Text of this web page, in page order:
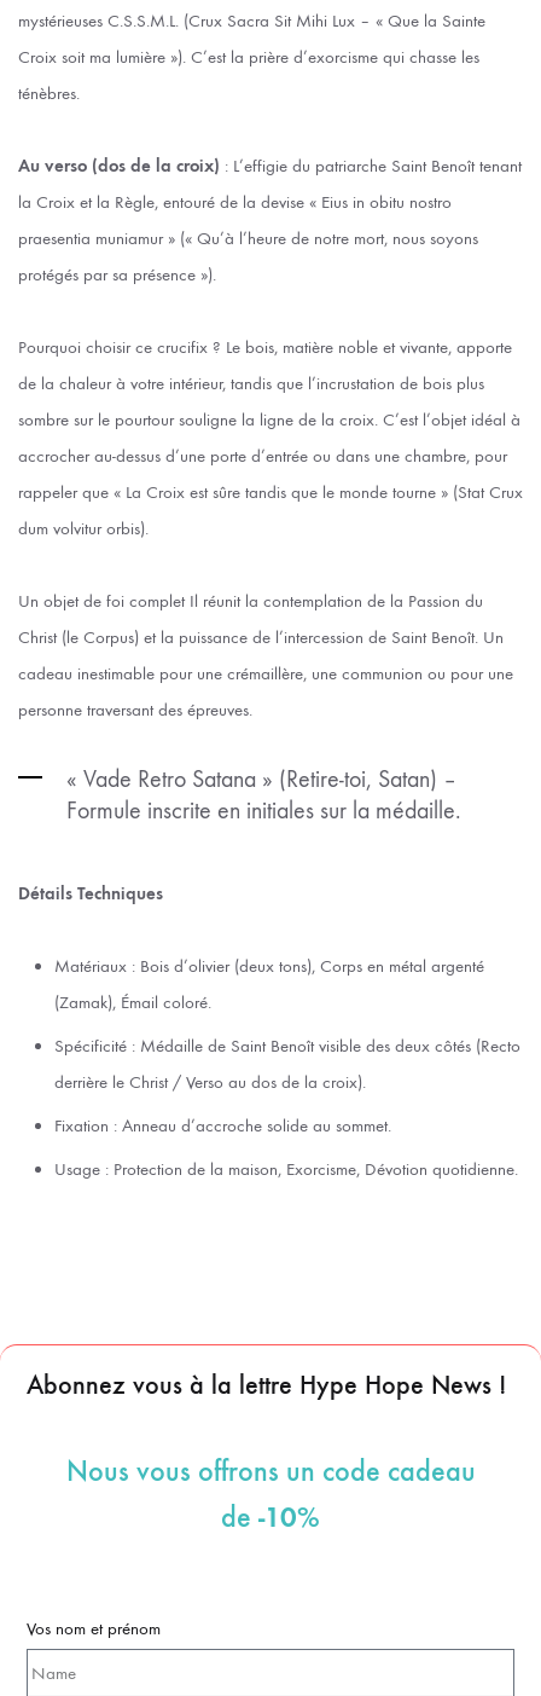
mystérieuses C.S.S.M.L. (Crux Sacra Sit Mihi Lux – « Que la Sainte
Croix soit ma lumière »). C’est la prière d’exorcisme qui chasse les
ténèbres.
Au verso (dos de la croix) : L’effigie du patriarche Saint Benoît tenant
la Croix et la Règle, entouré de la devise « Eius in obitu nostro
praesentia muniamur » (« Qu’à l’heure de notre mort, nous soyons
protégés par sa présence »).
Pourquoi choisir ce crucifix ? Le bois, matière noble et vivante, apporte
de la chaleur à votre intérieur, tandis que l’incrustation de bois plus
sombre sur le pourtour souligne la ligne de la croix. C’est l’objet idéal à
accrocher au-dessus d’une porte d’entrée ou dans une chambre, pour
rappeler que « La Croix est sûre tandis que le monde tourne » (Stat Crux
dum volvitur orbis).
Un objet de foi complet Il réunit la contemplation de la Passion du
Christ (le Corpus) et la puissance de l’intercession de Saint Benoît. Un
cadeau inestimable pour une crémaillère, une communion ou pour une
personne traversant des épreuves.
« Vade Retro Satana » (Retire-toi, Satan) –
Formule inscrite en initiales sur la médaille.
Détails Techniques
Matériaux : Bois d’olivier (deux tons), Corps en métal argenté
(Zamak), Émail coloré.
Spécificité : Médaille de Saint Benoît visible des deux côtés (Recto
derrière le Christ / Verso au dos de la croix).
Fixation : Anneau d’accroche solide au sommet.
Usage : Protection de la maison, Exorcisme, Dévotion quotidienne.
Abonnez vous à la lettre Hype Hope News !
Nous vous offrons un code cadeau
de -10%
Vos nom et prénom